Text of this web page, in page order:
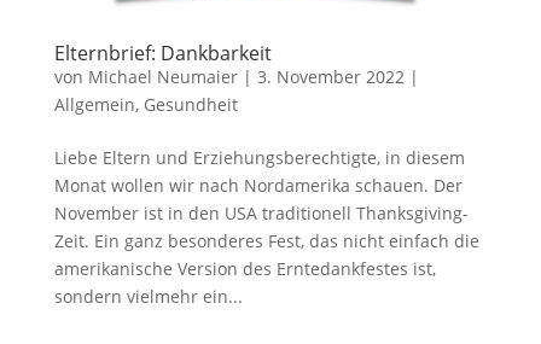
Elternbrief: Dankbarkeit
von Michael Neumaier| 3. November 2022|
Allgemein, Gesundheit
Liebe Eltern und Erziehungsberechtigte, in diesem
Monat wollen wir nach Nordamerika schauen. Der
November ist in den USA traditionell Thanksgiving-
Zeit. Ein ganz besonderes Fest, das nicht einfach die
amerikanische Version des Erntedankfestes ist,
sondern vielmehr ein...